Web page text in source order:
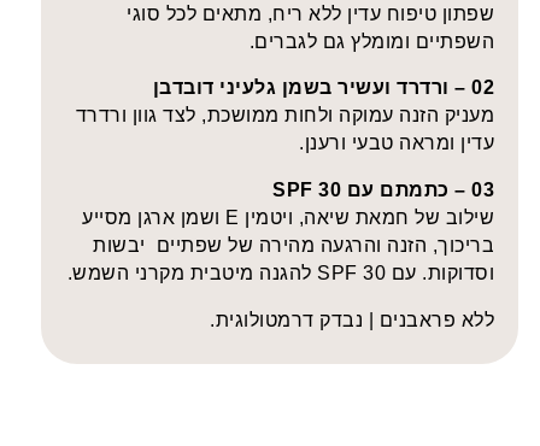
שפתון טיפוח עדין ללא ריח, מתאים לכל סוגי
השפתיים ומומלץ גם לגברים.
02 – ורדרד ועשיר בשמן גלעיני דובדבן
מעניק הזנה עמוקה ולחות ממושכת, לצד גוון ורדרד
עדין ומראה טבעי ורענן.
03 – כתמתם עם SPF 30
שילוב של חמאת שיאה, ויטמין E ושמן ארגן מסייע
בריכוך, הזנה והרגעה מהירה של שפתיים יבשות
וסדוקות. עם SPF 30 להגנה מיטבית מקרני השמש.
ללא פראבנים | נבדק דרמטולוגית.